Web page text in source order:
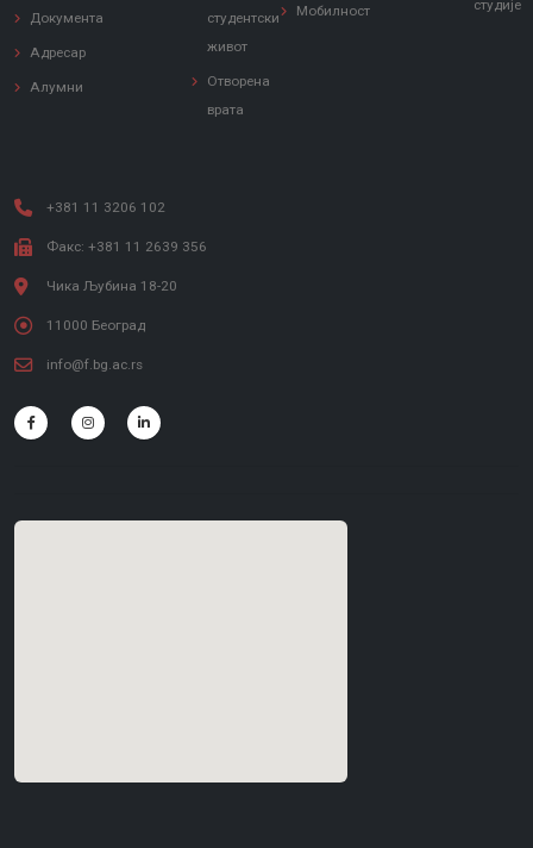
Документа
Адресар
Алумни
студентски
живот
Отворена
врата
Мобилност
студије
+381 11 3206 102
Факс: +381 11 2639 356
Чика Љубина 18-20
11000 Београд
info@f.bg.ac.rs